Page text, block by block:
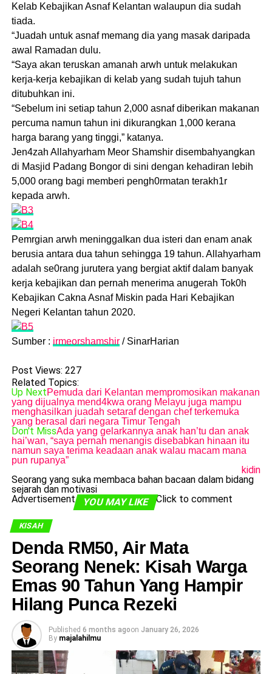
Kelab Kebajikan Asnaf Kelantan walaupun dia sudah
tiada.
“Juadah untuk asnaf memang dia yang masak daripada
awal Ramadan dulu.
“Saya akan teruskan amanah arwh untuk melakukan
kerja-kerja kebajikan di kelab yang sudah tujuh tahun
ditubuhkan ini.
“Sebelum ini setiap tahun 2,000 asnaf diberikan makanan
percuma namun tahun ini dikurangkan 1,000 kerana
harga barang yang tinggi,” katanya.
Jen4zah Allahyarham Meor Shamshir disembahyangkan
di Masjid Padang Bongor di sini dengan kehadiran lebih
5,000 orang bagi memberi pengh0rmatan terakh1r
kepada arwh.
Pemrgian arwh meninggaIkan dua isteri dan enam anak
berusia antara dua tahun sehingga 19 tahun. Allahyarham
adalah se0rang jurutera yang bergiat aktif dalam banyak
kerja kebajikan dan pernah menerima anugerah Tok0h
Kebajikan Cakna Asnaf Miskin pada Hari Kebajikan
Negeri KeIantan tahun 2020.
Sumber : irmeorshamshir/ SinarHarian
Post Views: 227
Related Topics:
Up NextPemuda dari Kelantan mempromosikan makanan
yang dijualnya mend4kwa orang Melayu juga mampu
menghasilkan juadah setaraf dengan chef terkemuka
yang berasal dari negara Timur Tengah
Don't MissAda yang gelarkannya anak han’tu dan anak
hai’wan, “saya pernah menangis disebabkan hinaan itu
namun saya terima keadaan anak walau macam mana
pun rupanya”
kidin
Seorang yang suka membaca bahan bacaan dalam bidang
sejarah dan motivasi
Advertisement
YOU MAY LIKE Click to comment
KISAH
Denda RM50, Air Mata
Seorang Nenek: Kisah Warga
Emas 90 Tahun Yang Hampir
Hilang Punca Rezeki
Published 6 months agoon January 26, 2026
By majalahilmu